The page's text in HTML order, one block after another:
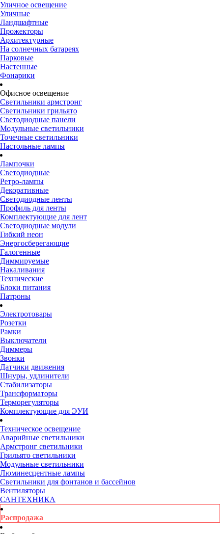
Уличное освещение
Уличные
Ландшафтные
Прожекторы
Архитектурные
На солнечных батареях
Парковые
Настенные
Фонарики
Офисное освещение
Светильники армстронг
Светильники грильято
Светодиодные панели
Модульные светильники
Точечные светильники
Настольные лампы
Лампочки
Светодиодные
Ретро-лампы
Декоративные
Светодиодные ленты
Профиль для ленты
Комплектующие для лент
Светодиодные модули
Гибкий неон
Энергосберегающие
Галогенные
Диммируемые
Накаливания
Технические
Блоки питания
Патроны
Электротовары
Розетки
Рамки
Выключатели
Диммеры
Звонки
Датчики движения
Шнуры, удлинители
Стабилизаторы
Трансформаторы
Терморегуляторы
Комплектующие для ЭУИ
Техническое освещение
Аварийные светильники
Армстронг светильники
Грильято светильники
Модульные светильники
Люминесцентные лампы
Светильники для фонтанов и бассейнов
Вентиляторы
САНТЕХНИКА
Распродажа